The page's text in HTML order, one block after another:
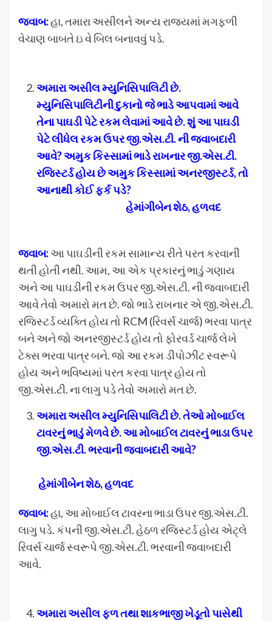
જવાબ:હા, તમારા અસીલને અન્ય રાજ્યમાં મગફળી
વેચાણ બાબતે ઇ વે બિલ બનાવવું પડે.
અમારા અસીલ મ્યુનિસિપાલિટી છે.
મ્યુનિસિપાલિટીની દુકાનો જે ભાડે આપવામાં આવે
તેના પાઘડી પેટે રકમ લેવામાં આવે છે. શું આ પાઘડી
પેટે લીધેલ રકમ ઉપર જી.એસ.ટી. ની જવાબદારી
આવે? અમુક કિસ્સામાં ભાડે રાખનાર જી.એસ.ટી.
રજિસ્ટર્ડ હોય છે અમુક કિસ્સામાં અનરજીસ્ટર્ડ, તો
આનાથી કોઈ ફર્ક પડે?
હેમાંગીબેન શેઠ, હળવદ
જવાબ:આ પાઘડીની રકમ સામાન્ય રીતે પરત કરવાની
થતી હોતી નથી. આમ, આ એક પ્રકારનું ભાડું ગણાય
અને આ પાઘડીની રકમ ઉપર જી.એસ.ટી. ની જવાબદારી
આવે તેવો અમારો મત છે. જો ભાડે રાખનાર એ જી.એસ.ટી.
રજિસ્ટર્ડ વ્યક્તિ હોય તો RCM (રિવર્સ ચાર્જ) ભરવા પાત્ર
બને અને જો અનરજીસ્ટર્ડ હોય તો ફોરવર્ડ ચાર્જ લેખે
ટેક્સ ભરવા પાત્ર બને. જો આ રકમ ડીપોઝીટ સ્વરૂપે
હોય અને ભવિષ્યમાં પરત કરવા પાત્ર હોય તો
જી.એસ.ટી. ના લાગુ પડે તેવો અમારો મત છે.
અમારા અસીલ મ્યુનિસિપાલિટી છે. તેઓ મોબાઈલ
ટાવરનું ભાડું મેળવે છે. આ મોબાઈલ ટાવરનું ભાડા ઉપર
જી.એસ.ટી. ભરવાની જવાબદારી આવે?
હેમાંગીબેન શેઠ, હળવદ
જવાબ:હા, આ મોબાઈલ ટાવરના ભાડા ઉપર જી.એસ.ટી.
લાગુ પડે. કંપની જી.એસ.ટી. હેઠળ રજિસ્ટર્ડ હોય એટ્લે
રિવર્સ ચાર્જ સ્વરૂપે જી.એસ.ટી. ભરવાની જવાબદારી
આવે.
અમારા અસીલ ફળ તથા શાકભાજી ખેડૂતો પાસેથી